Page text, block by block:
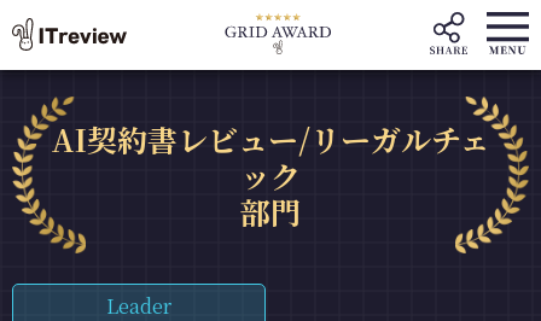
AI契約書レビュー/リーガルチェ
ック
部門
Leader